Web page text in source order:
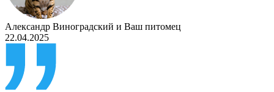
Александр Виноградский и Ваш питомец
22.04.2025